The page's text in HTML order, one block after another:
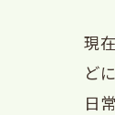
現
ど
日